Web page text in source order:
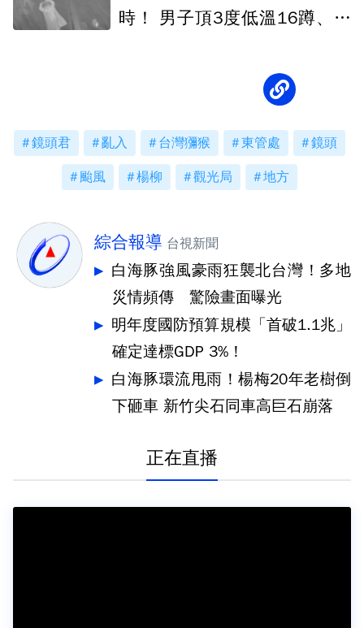
時！ 男子頂3度低溫16蹲、比
鏡頭君 亂入 台灣獼猴 東管處 鏡頭
颱風 楊柳 觀光局 地方
綜合報導 台視新聞
白海豚強風豪雨狂襲北台灣！多地
災情頻傳 驚險畫面曝光
明年度國防預算規模「首破1.1兆」
確定達標GDP 3%！
白海豚環流甩雨！楊梅20年老樹倒
下砸車 新竹尖石同車高巨石崩落
正在直播